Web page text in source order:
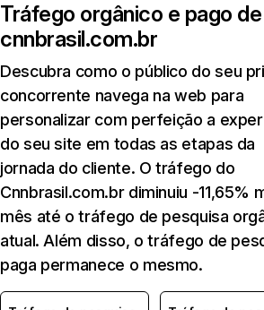
Tráfego orgânico e pago de
cnnbrasil.com.br
Descubra como o público do seu
concorrente navega na web para
personalizar com perfeição a
do seu site em todas as etapas da
jornada do cliente. O tráfego do
Cnnbrasil.com.br diminuiu -11,65%
mês até o tráfego de pesquisa
atual. Além disso, o tráfego de
paga permanece o mesmo.